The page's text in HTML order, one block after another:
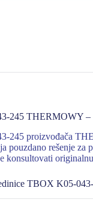
245 THERMOWY –
245 proizvođača
pouzdano rešenje
konsultovati
TBOX K05-